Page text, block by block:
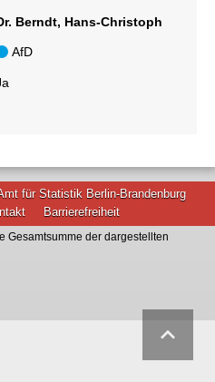
Berndt, Hans-Christoph
AfD
für Statistik Berlin-Brandenburg
Barrierefreiheit
Gesamtsumme der dargestellten
keyboard_arrow_up